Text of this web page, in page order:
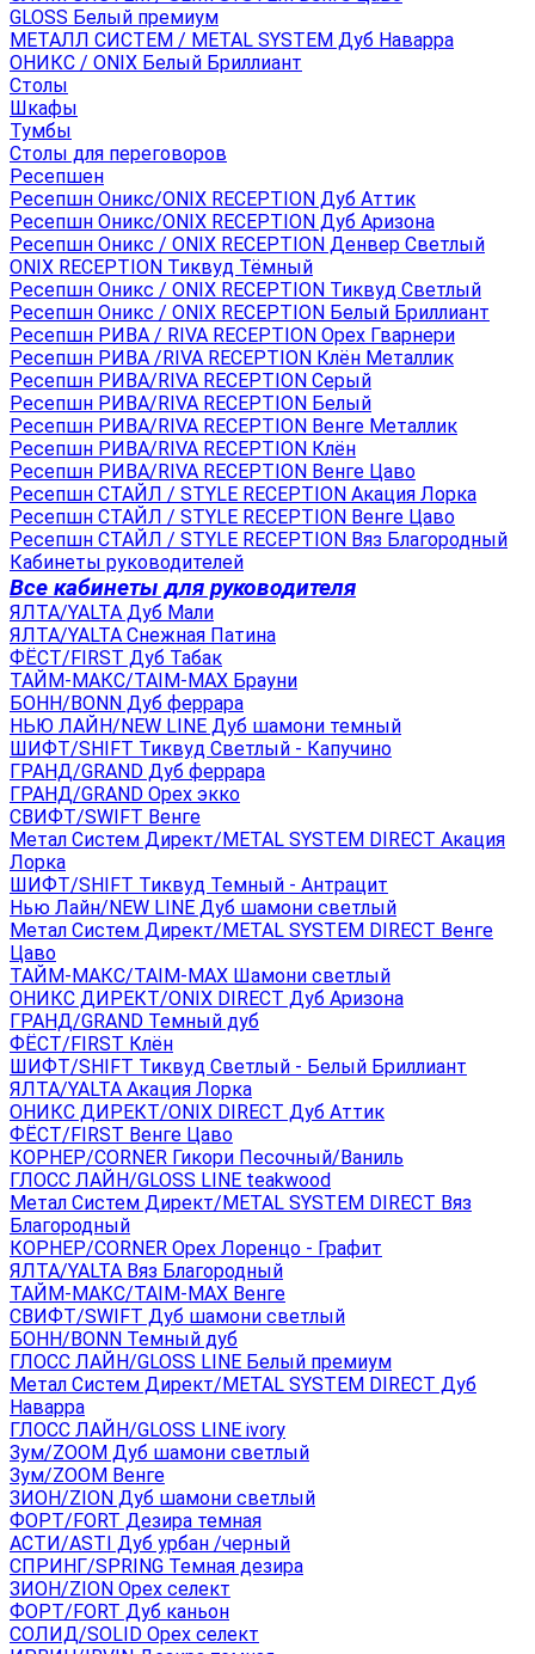
GLOSS Белый премиум
МЕТАЛЛ СИСТЕМ / METAL SYSTEM Дуб Наварра
ОНИКС / ONIX Белый Бриллиант
Столы
Шкафы
Тумбы
Столы для переговоров
Ресепшен
Ресепшн Оникс/ONIX RECEPTION Дуб Аттик
Ресепшн Оникс/ONIX RECEPTION Дуб Аризона
Ресепшн Оникс / ONIX RECEPTION Денвер Светлый
ONIX RECEPTION Тиквуд Тёмный
Ресепшн Оникс / ONIX RECEPTION Тиквуд Светлый
Ресепшн Оникс / ONIX RECEPTION Белый Бриллиант
Ресепшн РИВА / RIVA RECEPTION Орех Гварнери
Ресепшн РИВА /RIVA RECEPTION Клён Металлик
Ресепшн РИВА/RIVA RECEPTION Серый
Ресепшн РИВА/RIVA RECEPTION Белый
Ресепшн РИВА/RIVA RECEPTION Венге Металлик
Ресепшн РИВА/RIVA RECEPTION Клён
Ресепшн РИВА/RIVA RECEPTION Венге Цаво
Ресепшн СТАЙЛ / STYLE RECEPTION Акация Лорка
Ресепшн СТАЙЛ / STYLE RECEPTION Венге Цаво
Ресепшн СТАЙЛ / STYLE RECEPTION Вяз Благородный
Кабинеты руководителей
Все кабинеты для руководителя
ЯЛТА/YALTA Дуб Мали
ЯЛТА/YALTA Снежная Патина
ФЁСТ/FIRST Дуб Табак
ТАЙМ-МАКС/TAIM-MAX Брауни
БОНН/BONN Дуб феррара
НЬЮ ЛАЙН/NEW LINE Дуб шамони темный
ШИФТ/SHIFT Тиквуд Светлый - Капучино
ГРАНД/GRAND Дуб феррара
ГРАНД/GRAND Орех экко
СВИФТ/SWIFT Венге
Метал Систем Директ/METAL SYSTEM DIRECT Акация
Лорка
ШИФТ/SHIFT Тиквуд Темный - Антрацит
Нью Лайн/NEW LINE Дуб шамони светлый
Метал Систем Директ/METAL SYSTEM DIRECT Венге
Цаво
ТАЙМ-МАКС/TAIM-MAX Шамони светлый
ОНИКС ДИРЕКТ/ONIX DIRECT Дуб Аризона
ГРАНД/GRAND Темный дуб
ФЁСТ/FIRST Клён
ШИФТ/SHIFT Тиквуд Светлый - Белый Бриллиант
ЯЛТА/YALTA Акация Лорка
ОНИКС ДИРЕКТ/ONIX DIRECT Дуб Аттик
ФЁСТ/FIRST Венге Цаво
КОРНЕР/CORNER Гикори Песочный/Ваниль
ГЛОСС ЛАЙН/GLOSS LINE teakwood
Метал Систем Директ/METAL SYSTEM DIRECT Вяз
Благородный
КОРНЕР/CORNER Орех Лоренцо - Графит
ЯЛТА/YALTA Вяз Благородный
ТАЙМ-МАКС/TAIM-MAX Венге
СВИФТ/SWIFT Дуб шамони светлый
БОНН/BONN Темный дуб
ГЛОСС ЛАЙН/GLOSS LINE Белый премиум
Метал Систем Директ/METAL SYSTEM DIRECT Дуб
Наварра
ГЛОСС ЛАЙН/GLOSS LINE ivory
Зум/ZOOM Дуб шамони светлый
Зум/ZOOM Венге
ЗИОН/ZION Дуб шамони светлый
ФОРТ/FORT Дезира темная
АСТИ/ASTI Дуб урбан /черный
СПРИНГ/SPRING Темная дезира
ЗИОН/ZION Орех селект
ФОРТ/FORT Дуб каньон
СОЛИД/SOLID Орех селект